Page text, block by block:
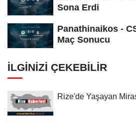
Sona Erdi
Panathinaikos -
Maç Sonucu
İLGINIZI ÇEKEBILIR
Rize'de Yaşayan